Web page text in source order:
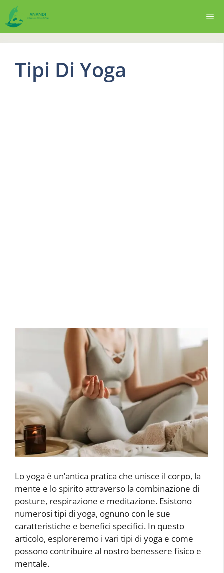
contenuto
Tipi Di Yoga
Lo yoga è un’antica pratica che unisce il corpo, la
mente e lo spirito attraverso la combinazione di
posture, respirazione e meditazione. Esistono
numerosi tipi di yoga, ognuno con le sue
caratteristiche e benefici specifici. In questo
articolo, esploreremo i vari tipi di yoga e come
possono contribuire al nostro benessere fisico e
mentale.